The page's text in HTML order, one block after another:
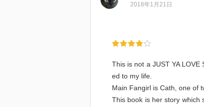
2018年1月21日
This is not a JUST YA
ed to my life.
Main Fangirl is Cath, one of
This book is her story which